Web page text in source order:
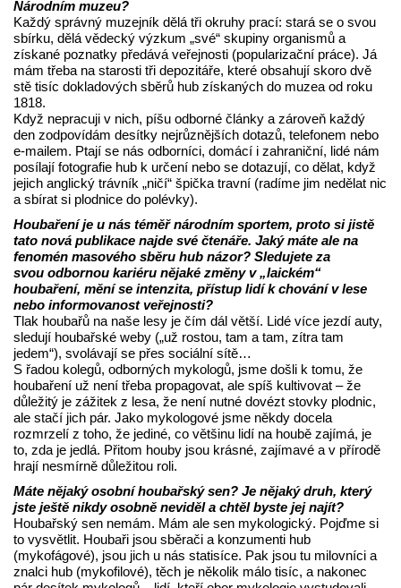
Národním muzeu?
Každý správný muzejník dělá tři okruhy prací: stará se o svou
sbírku, dělá vědecký výzkum „své“ skupiny organismů a
získané poznatky předává veřejnosti (popularizační práce). Já
mám třeba na starosti tři depozitáře, které obsahují skoro dvě
stě tisíc dokladových sběrů hub získaných do muzea od roku
1818.
Když nepracuji v nich, píšu odborné články a zároveň každý
den zodpovídám desítky nejrůznějších dotazů, telefonem nebo
e-mailem. Ptají se nás odborníci, domácí i zahraniční, lidé nám
posílají fotografie hub k určení nebo se dotazují, co dělat, když
jejich anglický trávník „ničí“ špička travní (radíme jim nedělat nic
a sbírat si plodnice do polévky).
Houbaření je u nás téměř národním sportem, proto si jistě
tato nová publikace najde své čtenáře. Jaký máte ale na
fenomén masového sběru hub názor? Sledujete za
svou odbornou kariéru nějaké změny v „laickém“
houbaření, mění se intenzita, přístup lidí k chování v lese
nebo informovanost veřejnosti?
Tlak houbařů na naše lesy je čím dál větší. Lidé více jezdí auty,
sledují houbařské weby („už rostou, tam a tam, zítra tam
jedem“), svolávají se přes sociální sítě…
S řadou kolegů, odborných mykologů, jsme došli k tomu, že
houbaření už není třeba propagovat, ale spíš kultivovat – že
důležitý je zážitek z lesa, že není nutné dovézt stovky plodnic,
ale stačí jich pár. Jako mykologové jsme někdy docela
rozmrzelí z toho, že jediné, co většinu lidí na houbě zajímá, je
to, zda je jedlá. Přitom houby jsou krásné, zajímavé a v přírodě
hrají nesmírně důležitou roli.
Máte nějaký osobní houbařský sen? Je nějaký druh, který
jste ještě nikdy osobně neviděl a chtěl byste jej najít?
Houbařský sen nemám. Mám ale sen mykologický. Pojďme si
to vysvětlit. Houbaři jsou sběrači a konzumenti hub
(mykofágové), jsou jich u nás statisíce. Pak jsou tu milovníci a
znalci hub (mykofilové), těch je několik málo tisíc, a nakonec